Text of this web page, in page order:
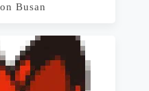
Busan